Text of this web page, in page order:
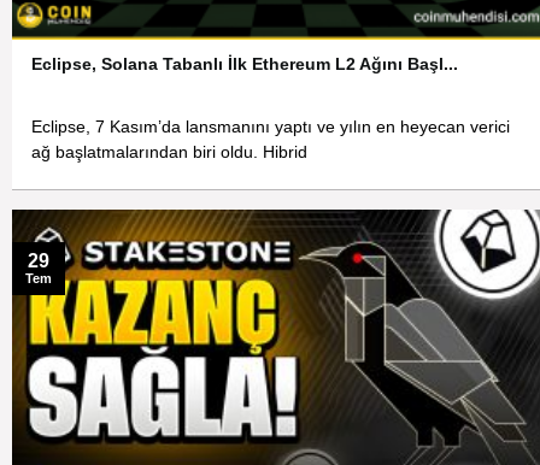
Eclipse, Solana Tabanlı İlk Ethereum L2 Ağını Başl...
Eclipse, 7 Kasım’da lansmanını yaptı ve yılın en heyecan verici
ağ başlatmalarından biri oldu. Hibrid
29
Tem